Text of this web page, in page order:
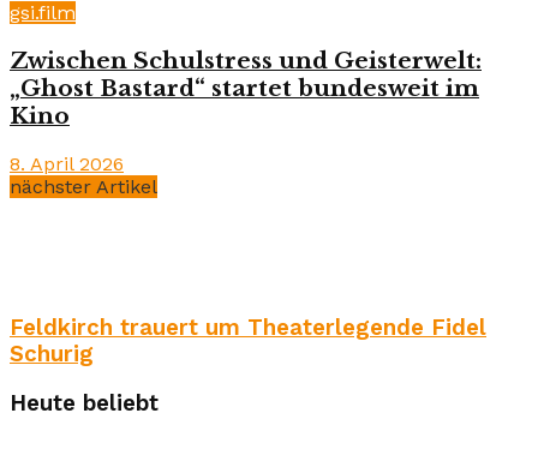
gsi.film
Zwischen Schulstress und Geisterwelt:
„Ghost Bastard“ startet bundesweit im
Kino
8. April 2026
nächster Artikel
Feldkirch trauert um Theaterlegende Fidel
Schurig
Heute beliebt